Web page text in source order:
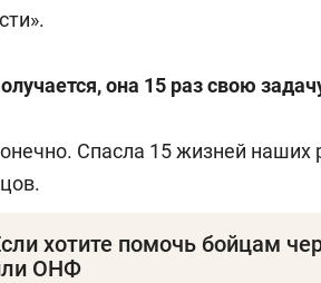
она 15 раз свою
Спасла 15 жизней наших
хотите помочь бойцам
ОНФ